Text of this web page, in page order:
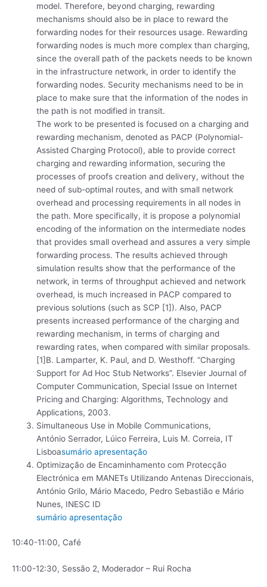
model. Therefore, beyond charging, rewarding
mechanisms should also be in place to reward the
forwarding nodes for their resources usage. Rewarding
forwarding nodes is much more complex than charging,
since the overall path of the packets needs to be known
in the infrastructure network, in order to identify the
forwarding nodes. Security mechanisms need to be in
place to make sure that the information of the nodes in
the path is not modified in transit.
The work to be presented is focused on a charging and
rewarding mechanism, denoted as PACP (Polynomial-
Assisted Charging Protocol), able to provide correct
charging and rewarding information, securing the
processes of proofs creation and delivery, without the
need of sub-optimal routes, and with small network
overhead and processing requirements in all nodes in
the path. More specifically, it is propose a polynomial
encoding of the information on the intermediate nodes
that provides small overhead and assures a very simple
forwarding process. The results achieved through
simulation results show that the performance of the
network, in terms of throughput achieved and network
overhead, is much increased in PACP compared to
previous solutions (such as SCP [1]). Also, PACP
presents increased performance of the charging and
rewarding mechanism, in terms of charging and
rewarding rates, when compared with similar proposals.
[1]B. Lamparter, K. Paul, and D. Westhoff. “Charging
Support for Ad Hoc Stub Networks”. Elsevier Journal of
Computer Communication, Special Issue on Internet
Pricing and Charging: Algorithms, Technology and
Applications, 2003.
Simultaneous Use in Mobile Communications,
António Serrador, Lúico Ferreira, Luis M. Correia, IT
Lisboasumário apresentação
Optimização de Encaminhamento com Protecção
Electrónica em MANETs Utilizando Antenas Direccionais,
António Grilo, Mário Macedo, Pedro Sebastião e Mário
Nunes, INESC ID
sumário apresentação
10:40-11:00, Café
11:00-12:30, Sessão 2, Moderador – Rui Rocha